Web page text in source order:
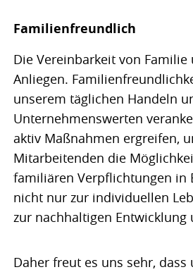
Familienfreundlich
Die Vereinbarkeit von
Anliegen.
unserem täglichen Handeln
Unternehmenswerten
aktiv Maßnahmen ergreifen,
Mitarbeitenden die
familiären Verpflichtungen in
nicht nur zur individuellen
zur nachhaltigen Entwicklung
Daher freut es uns sehr,